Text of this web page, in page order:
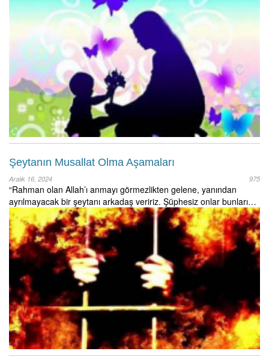
Şeytanın Musallat Olma Aşamaları
Aralık 16, 2024 975
“Rahman olan Allah’ı anmayı görmezlikten gelene, yanından
ayrılmayacak bir şeytanı arkadaş veririz. Şüphesiz onlar bunları…